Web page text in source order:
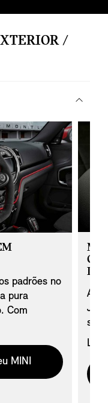
/
padrões no
pura
Com
é leve
e
MINI
A
ser